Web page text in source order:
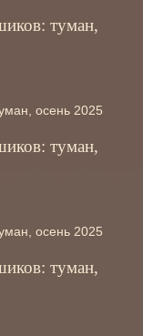
туман,
осень 2025
туман,
осень 2025
туман,